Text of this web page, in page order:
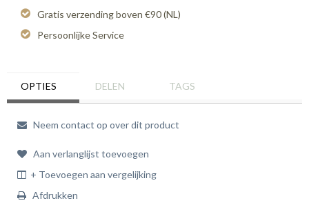
Gratis verzending boven €90 (NL)
Persoonlijke Service
OPTIES DELEN TAGS
Neem contact op over dit product
Aan verlanglijst toevoegen
+ Toevoegen aan vergelijking
Afdrukken